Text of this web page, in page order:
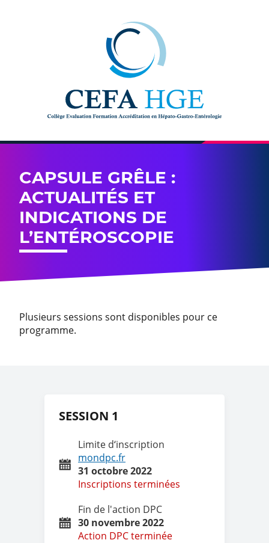
CAPSULE GRÊLE :
ACTUALITÉS ET
INDICATIONS DE
L’ENTÉROSCOPIE
Plusieurs sessions sont disponibles pour ce
programme.
SESSION 1
Limite d‘inscription
mondpc.fr
31 octobre 2022
Inscriptions terminées
Fin de l'action DPC
30 novembre 2022
Action DPC terminée